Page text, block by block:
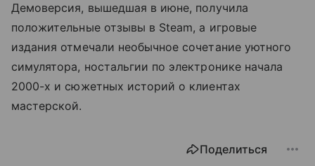
Демоверсия, вышедшая в июне, получила
положительные отзывы в Steam, а игровые
издания отмечали необычное сочетание уютного
симулятора, ностальгии по электронике начала
2000-х и сюжетных историй о клиентах
мастерской.
Поделиться